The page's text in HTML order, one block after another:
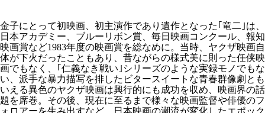
金子にとって初映画、初主演作であり遺作となった｢竜二｣は、
日本アカデミー、ブルーリボン賞、毎日映画コンクール、報知
映画賞など1983年度の映画賞を総なめに。当時、ヤクザ映画自
体が下火だったこともあり、昔ながらの様式美に則った任侠映
画でもなく、｢仁義なき戦い｣シリーズのような実録モノでもな
い、派手な暴力描写を排したビタースイートな青春群像劇とも
いえる異色のヤクザ映画は興行的にも成功を収め、映画界の話
題を席巻。その後、現在に至るまで様々な映画監督や俳優のフ